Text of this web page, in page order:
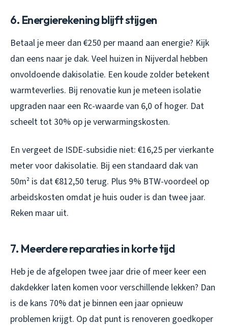
6. Energierekening blijft stijgen
Betaal je meer dan €250 per maand aan energie? Kijk
dan eens naar je dak. Veel huizen in Nijverdal hebben
onvoldoende dakisolatie. Een koude zolder betekent
warmteverlies. Bij renovatie kun je meteen isolatie
upgraden naar een Rc-waarde van 6,0 of hoger. Dat
scheelt tot 30% op je verwarmingskosten.
En vergeet de ISDE-subsidie niet: €16,25 per vierkante
meter voor dakisolatie. Bij een standaard dak van
50m² is dat €812,50 terug. Plus 9% BTW-voordeel op
arbeidskosten omdat je huis ouder is dan twee jaar.
Reken maar uit.
7. Meerdere reparaties in korte tijd
Heb je de afgelopen twee jaar drie of meer keer een
dakdekker laten komen voor verschillende lekken? Dan
is de kans 70% dat je binnen een jaar opnieuw
problemen krijgt. Op dat punt is renoveren goedkoper